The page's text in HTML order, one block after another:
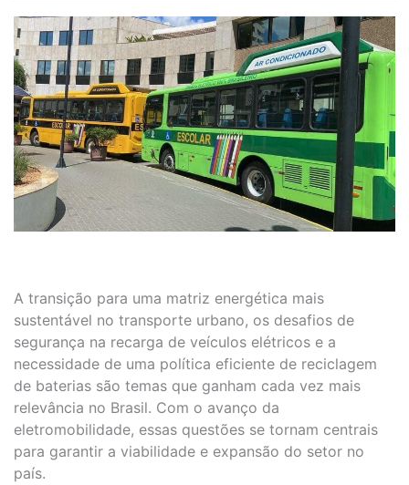
A transição para uma matriz energética mais
sustentável no transporte urbano, os desafios de
segurança na recarga de veículos elétricos e a
necessidade de uma política eficiente de reciclagem
de baterias são temas que ganham cada vez mais
relevância no Brasil. Com o avanço da
eletromobilidade, essas questões se tornam centrais
para garantir a viabilidade e expansão do setor no
país.